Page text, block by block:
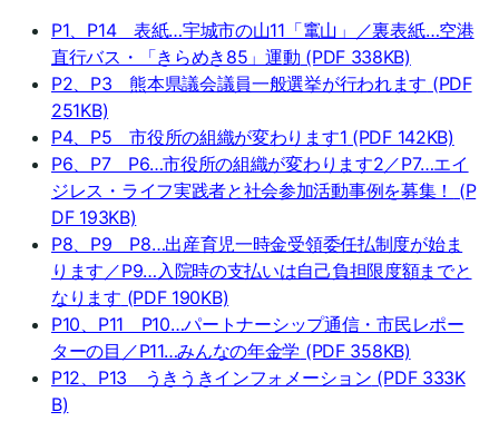
P1、P14 表紙…宇城市の山11「竃山」／裏表紙…空港
直行バス・「きらめき85」運動 (PDF 338KB)
P2、P3 熊本県議会議員一般選挙が行われます (PDF
251KB)
P4、P5 市役所の組織が変わります1 (PDF 142KB)
P6、P7 P6…市役所の組織が変わります2／P7…エイ
ジレス・ライフ実践者と社会参加活動事例を募集！
(P
DF 193KB)
P8、P9 P8…出産育児一時金受領委任払制度が始ま
ります／P9…入院時の支払いは自己負担限度額までと
なります (PDF 190KB)
P10、P11 P10…パートナーシップ通信・市民レポー
ターの目／P11…みんなの年金学 (PDF 358KB)
P12、P13 うきうきインフォメーション (PDF 333K
B)